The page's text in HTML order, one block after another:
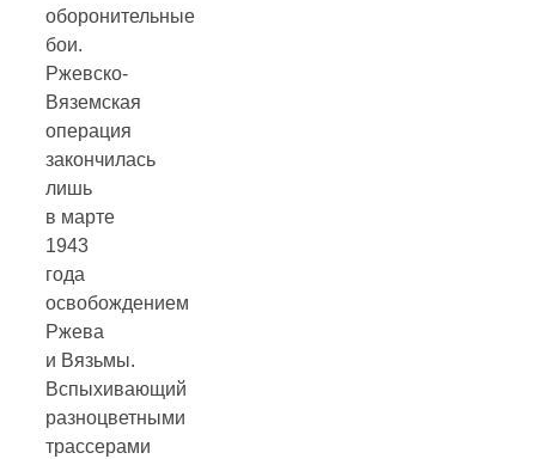
оборонительные
бои.
Ржевско-
Вяземская
операция
закончилась
лишь
в марте
1943
года
освобождением
Ржева
и Вязьмы.
Вспыхивающий
разноцветными
трассерами